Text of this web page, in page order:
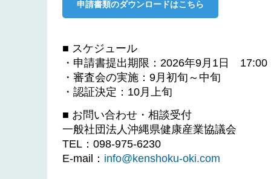
申請書類のダウンロードはこちら
■ スケジュール
・申請書提出期限：2026年9月1日 17:00
・審査会の実施：9月初旬～中旬
・認証決定：10月上旬
■ お問い合わせ・相談受付
一般社団法人沖縄県健康産業協議会
TEL：098-975-6230
E-mail： info@kenshoku-oki.com